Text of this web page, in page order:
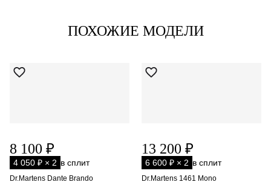
ПОХОЖИЕ МОДЕЛИ
8 100 ₽
4 050 ₽ × 2 в сплит
Dr.Martens Dante Brando
13 200 ₽
6 600 ₽ × 2 в сплит
Dr.Martens 1461 Mono